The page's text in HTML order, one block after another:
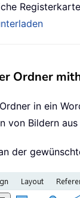
Ordner
in ein
von Bildern
der